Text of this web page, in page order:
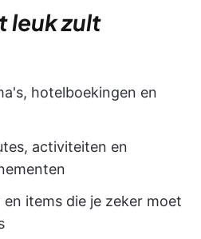
leuk zult
hotelboekingen en
activiteiten en
items die je zeker moet